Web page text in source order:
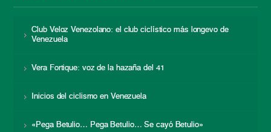
Club Veloz Venezolano: el club ciclístico más longevo de
Venezuela
Vera Fortique: voz de la hazaña del 41
Inicios del ciclismo en Venezuela
«Pega Betulio… Pega Betulio… Se cayó Betulio»